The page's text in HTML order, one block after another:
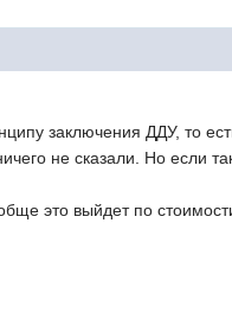
заключения ДДУ, то
не сказали. Но если
это выйдет по